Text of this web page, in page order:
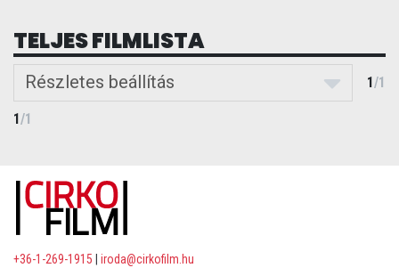
TELJES FILMLISTA
Részletes beállítás 1/1
1/1
+36-1-269-1915
iroda@cirkofilm.hu